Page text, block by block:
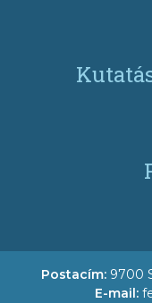
Postacím: 9700
E-mail: